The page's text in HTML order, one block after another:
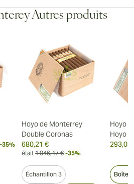
Autres produits
-35%
Hoyo de Monterrey
Double Coronas
680,21 €
était 1 046,47 € -35%
Échantillon 3
Hoyo
Hoyo
293,01
Boîte